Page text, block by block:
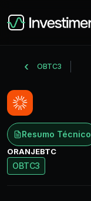
OBTC3
Resumo Técnico
ORANJEBTC
OBTC3